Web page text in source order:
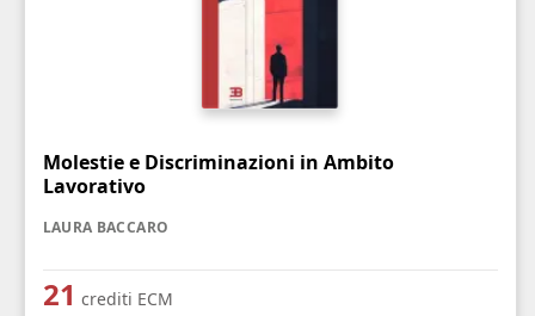
Molestie e Discriminazioni in Ambito
Lavorativo
LAURA BACCARO
21 crediti ECM